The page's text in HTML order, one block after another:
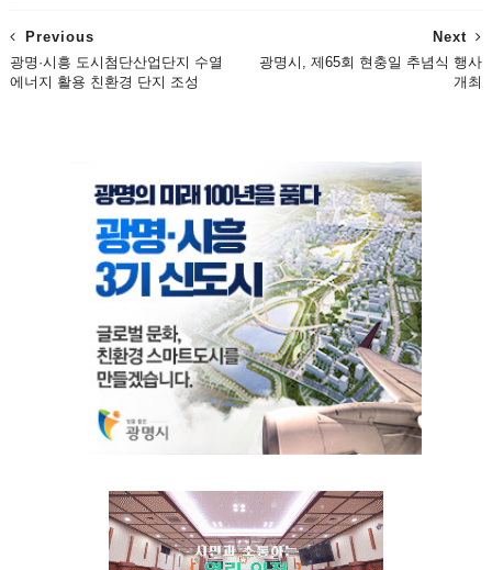
Next
광명시, 제65회 현충일 추념식 행사
개최
Previous
광명·시흥 도시첨단산업단지 수열
에너지 활용 친환경 단지 조성